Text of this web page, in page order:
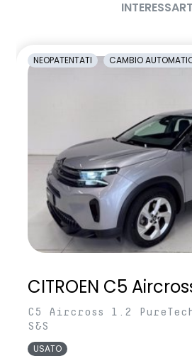
NEOPATENTATI CAMBIO
CITROEN C5
C5 Aircross 1.2
S&S
USATO